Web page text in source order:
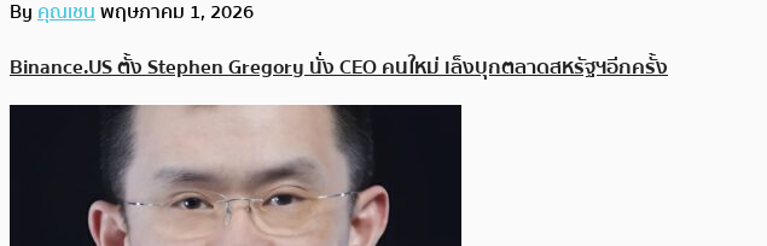
Byคุณเชนพฤษภาคม 1, 2026
Binance.US ตั้ง Stephen Gregory นั่ง CEO คนใหม่ เล็งบุกตลาดสหรัฐฯอีกครั้ง